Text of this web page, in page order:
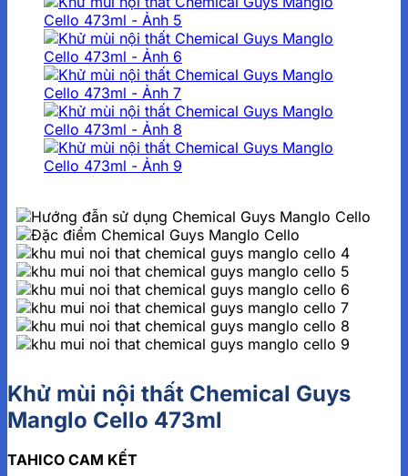
Khử mùi nội thất Chemical Guys
Manglo Cello 473ml
TAHICO CAM KẾT